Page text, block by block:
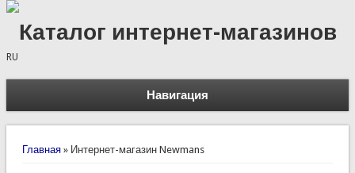
Каталог интернет-магазинов
RU
Навигация
Вы здесь
Главная » Интернет-магазин Newmans